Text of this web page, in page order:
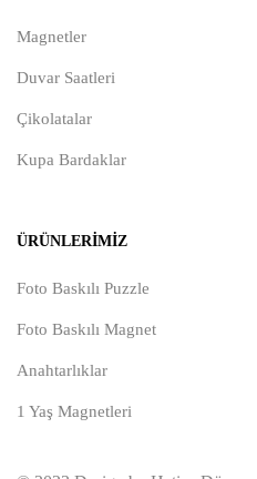
Magnetler
Duvar Saatleri
Çikolatalar
Kupa Bardaklar
ÜRÜNLERIMIZ
Foto Baskılı Puzzle
Foto Baskılı Magnet
Anahtarlıklar
1 Yaş Magnetleri